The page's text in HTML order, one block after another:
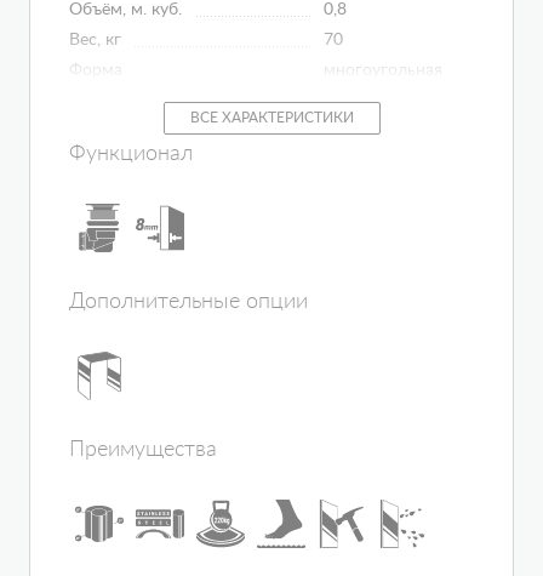
Объём, м. куб.
0,8
Вес, кг
70
Форма
многоугольная
многоугольная
Вид поддона
низкий
Высота поддона, см
Материал профиля
Поддон в комплекте
Количество секций дверей
Конструкция дверей
Ориентация
Вход
ВСЕ ХАРАКТЕРИСТИКИ
Функционал
Дополнительные опции
Преимущества